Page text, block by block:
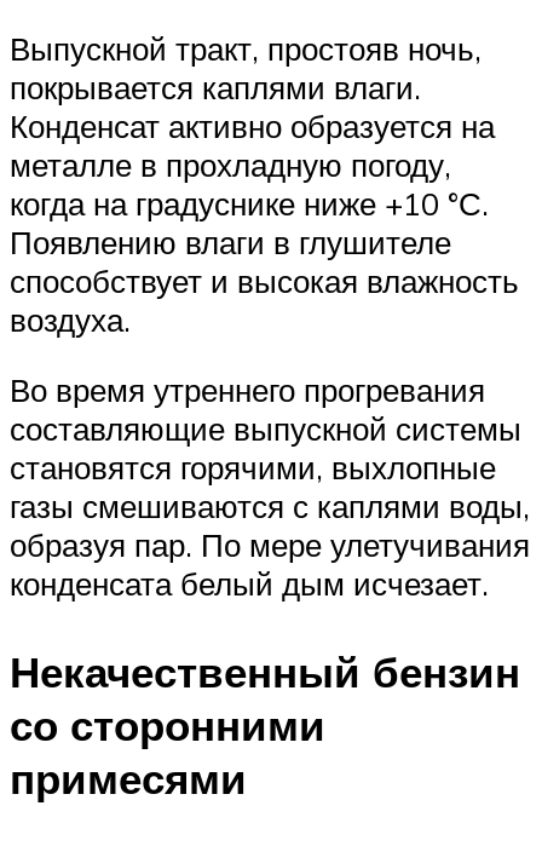
Выпускной тракт, простояв ночь,
покрывается каплями влаги.
Конденсат активно образуется на
металле в прохладную погоду,
когда на градуснике ниже +10 °С.
Появлению влаги в глушителе
способствует и высокая влажность
воздуха.
Во время утреннего прогревания
составляющие выпускной системы
становятся горячими, выхлопные
газы смешиваются с каплями воды,
образуя пар. По мере улетучивания
конденсата белый дым исчезает.
Некачественный бензин
со сторонними
примесями